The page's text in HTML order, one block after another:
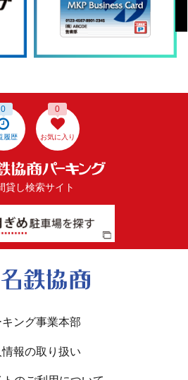
履歴
0
お気に入り
0
貸し検索サイト
ング事業本部
報の取り扱い